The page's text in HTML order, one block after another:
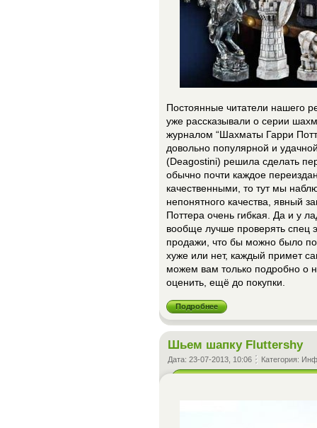
Постоянные читатели нашего
уже рассказывали о серии
журналом “Шахматы Гарри
довольно популярной и
(Deagostini) решила сделать
обычно почти каждое
качественными, то тут мы
непонятного качества, явный
Поттера очень гибкая. Да и у
вообще лучше проверять спец
продажи, что бы можно было
хуже или нет, каждый примет
можем вам только подробно о
оценить, ещё до покупки.
Подробнее
Шьем шапку Fluttershy
Дата: 23-07-2013, 10:06 Категория: